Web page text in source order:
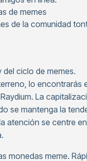
de memes
de la comunidad
del ciclo de memes.
lo encontrarás
La
se mantenga la
atención se centre
monedas meme.